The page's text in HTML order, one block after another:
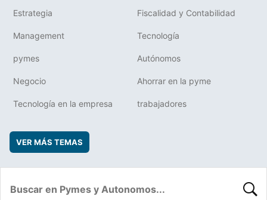
Estrategia Fiscalidad y Contabilidad
Management Tecnología
pymes Autónomos
Negocio Ahorrar en la pyme
Tecnología en la empresa trabajadores
VER MÁS TEMAS